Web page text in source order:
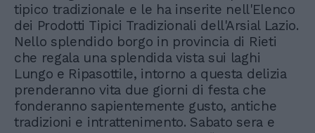
tipico tradizionale e le ha inserite nell'Elenco
dei Prodotti Tipici Tradizionali dell'Arsial Lazio.
Nello splendido borgo in provincia di Rieti
che regala una splendida vista sui laghi
Lungo e Ripasottile, intorno a questa delizia
prenderanno vita due giorni di festa che
fonderanno sapientemente gusto, antiche
tradizioni e intrattenimento. Sabato sera e